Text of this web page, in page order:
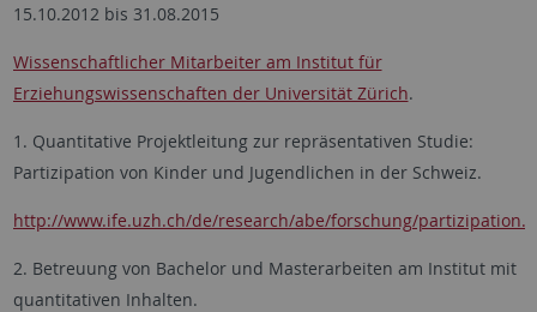
15.10.2012 bis 31.08.2015
Wissenschaftlicher Mitarbeiter am Institut für
Erziehungswissenschaften der Universität Zürich.
1. Quantitative Projektleitung zur repräsentativen Studie:
Partizipation von Kinder und Jugendlichen in der Schweiz.
http://www.ife.uzh.ch/de/research/abe/forschung/
2. Betreuung von Bachelor und Masterarbeiten am Institut mit
quantitativen Inhalten.